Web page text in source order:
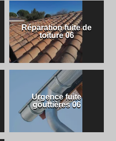
Réparation fuite de
toiture 06
Urgence fuite
gouttières 06